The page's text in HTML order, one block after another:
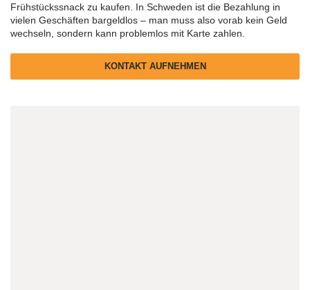
Frühstückssnack zu kaufen. In Schweden ist die Bezahlung in
vielen Geschäften bargeldlos – man muss also vorab kein Geld
wechseln, sondern kann problemlos mit Karte zahlen.
KONTAKT AUFNEHMEN